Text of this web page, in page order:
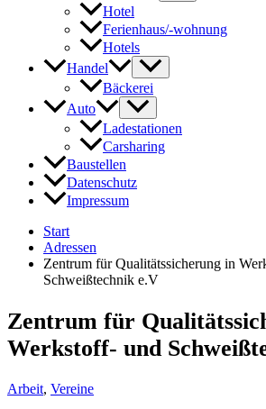
Hotel
Ferienhaus/-wohnung
Hotels
Handel
Bäckerei
Auto
Ladestationen
Carsharing
Baustellen
Datenschutz
Impressum
Start
Adressen
Zentrum für Qualitätssicherung in
Schweißtechnik e.V
Zentrum für
Werkstoff- und
Arbeit, Vereine